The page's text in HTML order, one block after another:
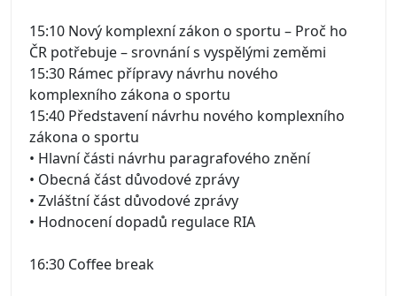
15:10 Nový komplexní zákon o sportu – Proč ho
ČR potřebuje – srovnání s vyspělými zeměmi
15:30 Rámec přípravy návrhu nového
komplexního zákona o sportu
15:40 Představení návrhu nového komplexního
zákona o sportu
• Hlavní části návrhu paragrafového znění
• Obecná část důvodové zprávy
• Zvláštní část důvodové zprávy
• Hodnocení dopadů regulace RIA
16:30 Coffee break